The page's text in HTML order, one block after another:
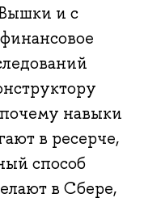
и с
почему навыки
в ресерче,
способ
в Сбере,